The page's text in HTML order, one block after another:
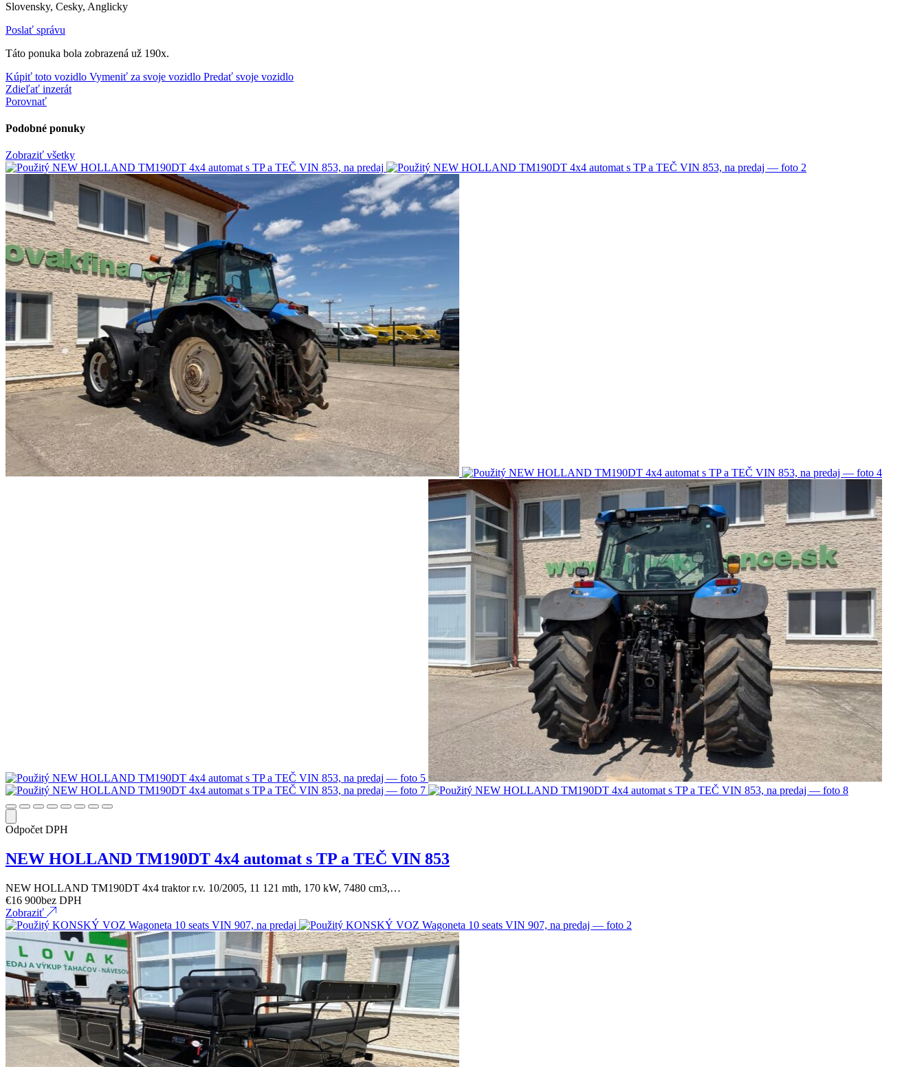
Slovensky, Cesky, Anglicky
Poslať správu
Táto ponuka bola zobrazená už 190x.
Kúpiť toto vozidlo Vymeniť za svoje vozidlo Predať svoje vozidlo
Zdieľať inzerát
Porovnať
Podobné ponuky
Zobraziť všetky
Odpočet DPH
NEW HOLLAND TM190DT 4x4 automat s TP a TEČ VIN 853
NEW HOLLAND TM190DT 4x4 traktor r.v. 10/2005, 11 121 mth, 170 kW, 7480 cm3,…
€16 900bez DPH
Zobraziť